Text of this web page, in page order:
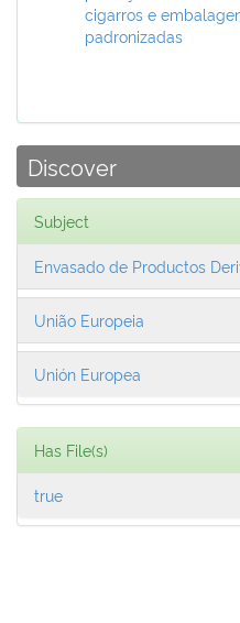
cigarros e
padronizadas
Discover
Subject
Envasado de Productos
União Europeia
Unión Europea
Has File(s)
true